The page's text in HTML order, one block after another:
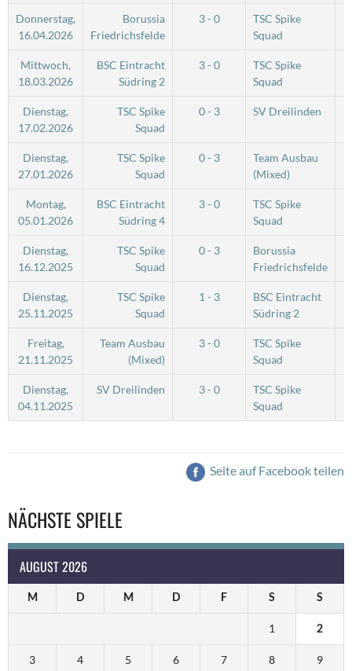
Donnerstag,
16.04.2026
Borussia
Friedrichsfelde
3 - 0
TSC Spike
Squad
Mittwoch,
18.03.2026
BSC Eintracht
Südring 2
3 - 0
TSC Spike
Squad
Dienstag,
17.02.2026
TSC Spike
Squad
0 - 3 SV Dreilinden
Dienstag,
27.01.2026
TSC Spike
Squad
0 - 3
Team Ausbau
(Mixed)
Montag,
05.01.2026
BSC Eintracht
Südring 4
3 - 0
TSC Spike
Squad
Dienstag,
16.12.2025
TSC Spike
Squad
0 - 3
Borussia
Friedrichsfelde
Dienstag,
25.11.2025
TSC Spike
Squad
1 - 3
BSC Eintracht
Südring 2
Freitag,
21.11.2025
Team Ausbau
(Mixed)
3 - 0
TSC Spike
Squad
Dienstag,
04.11.2025
SV Dreilinden 3 - 0
TSC Spike
Squad
Seite auf Facebook teilen
NÄCHSTE SPIELE
AUGUST 2026
M D M D F S S
1 2
3 4 5 6 7 8 9